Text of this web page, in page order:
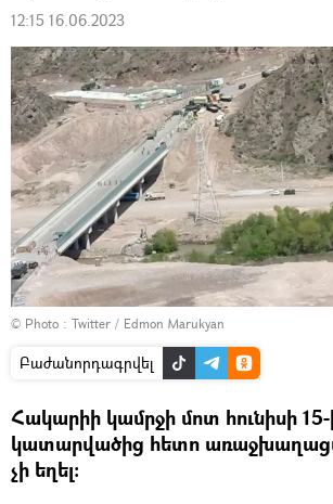
12:15 16.06.2023
© Photo : Twitter / Edmon Marukyan
Բաժանորդագրվել
Հակարիի կամրջի մոտ հունիսի
կատարվածից հետո
չի եղել։